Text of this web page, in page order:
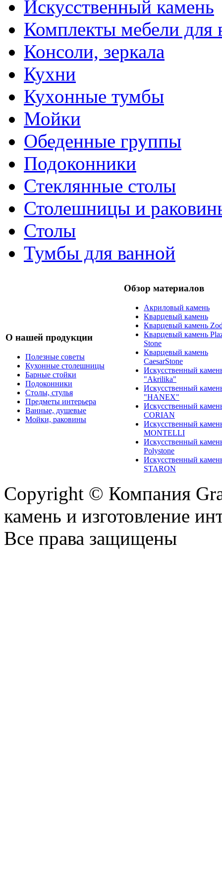
Искусственный камень
Комплекты мебели для
Консоли, зеркала
Кухни
Кухонные тумбы
Мойки
Обеденные группы
Подоконники
Стеклянные столы
Столешницы и
Столы
Тумбы для ванной
О нашей продукции
Полезные советы
Кухонные столешницы
Барные стойки
Подоконники
Столы, стулья
Предметы интерьера
Ванные, душевые
Мойки, раковины
Обзор материалов
Акриловый камень
Кварцевый камень
Кварцевый камень
Кварцевый камень
Stone
Кварцевый камень
CaesarStone
Искусственный
"Akrilika"
Искусственный
"HANEX"
Искусственный
CORIAN
Искусственный
MONTELLI
Искусственный
Polystone
Искусственный
STARON
Copyright © Компания
камень и изготовление
Все права защищены